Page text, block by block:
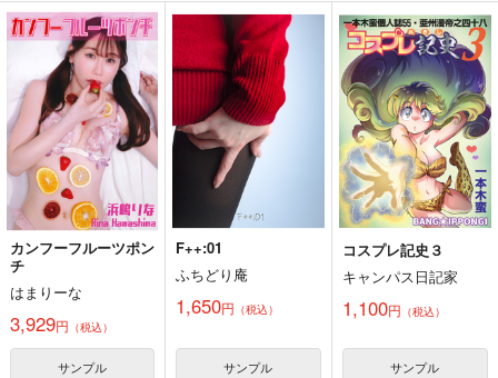
BLUE HEAT
画家グラドル 池田レ
イ
専売 8,644円（税込）
オリジナル
サンプル
Velvet Hex
りまっくまのねど
こ。
専売 3,850円（税込）
オリジナル
サンプル
隣のサキュバスさん
【サイン入り】
浅井らむのぴちテカ記
録
専売 4,715円（税込）
オリジナル
サンプル
カンフーフルーツポン
チ
はまりーな
3,929円 （税込）
サンプル
F++:01
ふちどり庵
1,650円 （税込）
サンプル
コスプレ記史３
キャンパス日記家
1,100円 （税込）
サンプル